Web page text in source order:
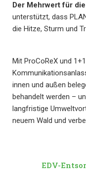
Der Mehrwert für
unterstützt, dass
die Hitze, Sturm und
Mit ProCoReX und
innen und außen
behandelt werden –
langfristige
neuem Wald und
EDV-